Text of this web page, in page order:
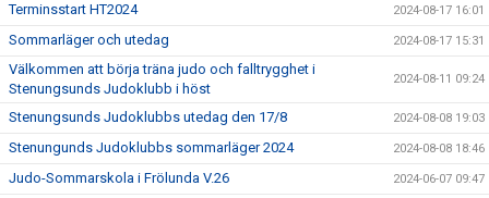
Terminsstart HT2024 2024-08-17 16:01
Sommarläger och utedag 2024-08-17 15:31
Välkommen att börja träna judo och falltrygghet i
Stenungsunds Judoklubb i höst
2024-08-11 09:24
Stenungsunds Judoklubbs utedag den 17/8 2024-08-08 19:03
Stenungunds Judoklubbs sommarläger 2024 2024-08-08 18:46
Judo-Sommarskola i Frölunda V.26 2024-06-07 09:47